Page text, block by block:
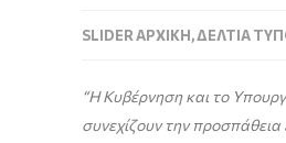
SLIDER ΑΡΧΙΚΉ,ΔΕΛΤΊΑ
“Η Κυβέρνηση και το
συνεχίζουν την προσπάθεια